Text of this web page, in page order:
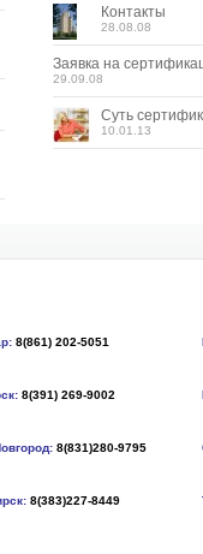
Контакты
28.08.08
Заявка на
29.09.08
Суть
10.01.13
8(861) 202-5051
8(391) 269-9002
8(831)280-9795
8(383)227-8449